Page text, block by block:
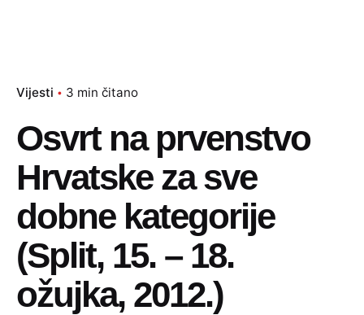
Vijesti 3 min čitano
Osvrt na prvenstvo
Hrvatske za sve
dobne kategorije
(Split, 15. – 18.
ožujka, 2012.)